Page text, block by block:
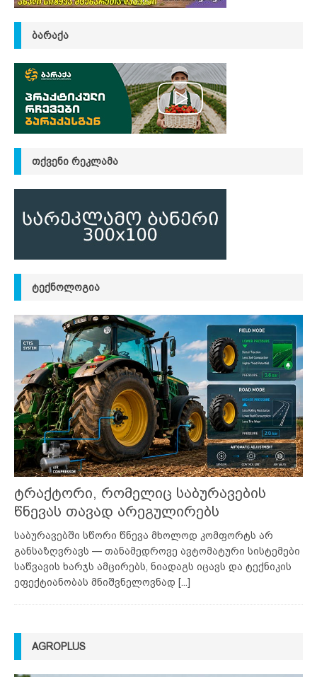
ᲑᲐᲠᲐᲥᲐ
ᲗᲥᲕᲔᲜᲘ ᲠᲔᲙᲚᲐᲛᲐ
ᲢᲔᲥᲜᲝᲚᲝᲒᲘᲐ
ტრაქტორი, რომელიც საბურავების
წნევას თავად არეგულირებს
საბურავებში სწორი წნევა მხოლოდ კომფორტს არ
განსაზღვრავს — თანამედროვე ავტომატური სისტემები
საწვავის ხარჯს ამცირებს, ნიადაგს იცავს და ტექნიკის
ეფექტიანობას მნიშვნელოვნად [...]
AGROPLUS